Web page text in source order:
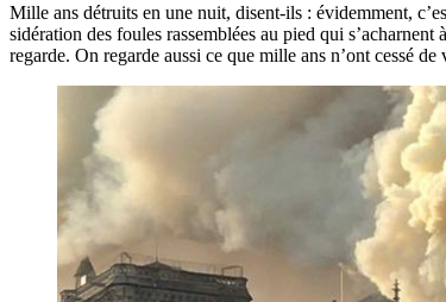
Mille ans détruits en une nuit, disent-ils : évidemment,
sidération des foules rassemblées au pied qui
regarde. On regarde aussi ce que mille ans n’ont cessé